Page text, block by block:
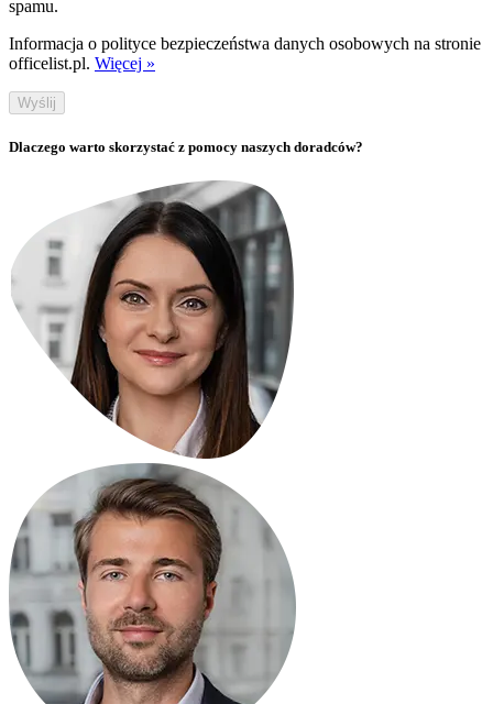
spamu.
Informacja o polityce bezpieczeństwa danych osobowych na stronie
officelist.pl. Więcej »
Wyślij
Dlaczego warto skorzystać z pomocy naszych doradców?